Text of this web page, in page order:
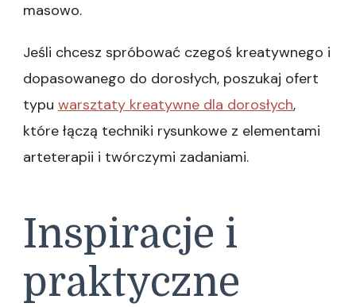
masowo.
Jeśli chcesz spróbować czegoś kreatywnego i
dopasowanego do dorosłych, poszukaj ofert
typu warsztaty kreatywne dla dorosłych,
które łączą techniki rysunkowe z elementami
arteterapii i twórczymi zadaniami.
Inspiracje i
praktyczne